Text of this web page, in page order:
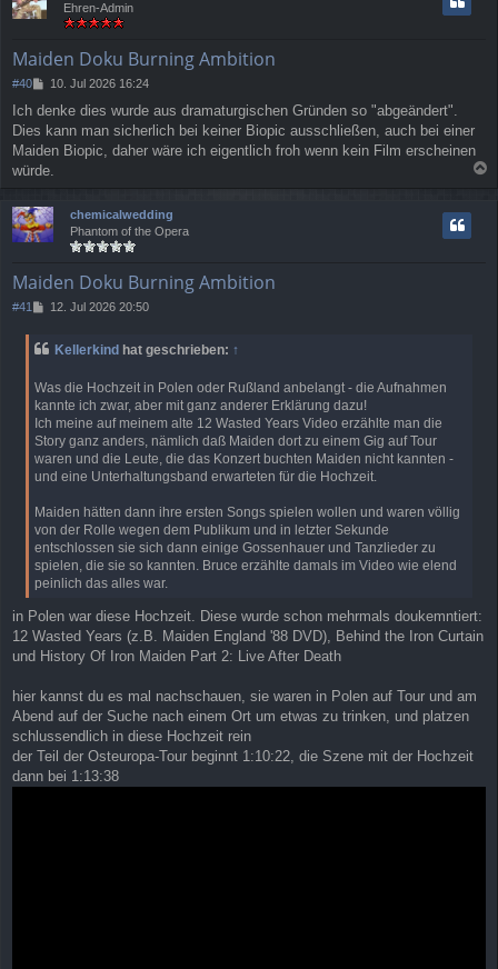
Ehren-Admin
Maiden Doku Burning Ambition
#40
B
i
t
r
a
10. Jul 2026 16:24
Ich denke dies wurde aus dramaturgischen Gründen so "abgeändert".
Dies kann man sicherlich bei keiner Biopic ausschließen, auch bei einer
Maiden Biopic, daher wäre ich eigentlich froh wenn kein Film erscheinen
würde.
chemicalwedding
Phantom of the Opera
Maiden Doku Burning Ambition
#41
B
t
a
g
12. Jul 2026 20:50
Kellerkind hat geschrieben: ↑
Was die Hochzeit in Polen oder Rußland anbelangt - die Aufnahmen
kannte ich zwar, aber mit ganz anderer Erklärung dazu!
Ich meine auf meinem alte 12 Wasted Years Video erzählte man die
Story ganz anders, nämlich daß Maiden dort zu einem Gig auf Tour
waren und die Leute, die das Konzert buchten Maiden nicht kannten -
und eine Unterhaltungsband erwarteten für die Hochzeit.
Maiden hätten dann ihre ersten Songs spielen wollen und waren völlig
von der Rolle wegen dem Publikum und in letzter Sekunde
entschlossen sie sich dann einige Gossenhauer und Tanzlieder zu
spielen, die sie so kannten. Bruce erzählte damals im Video wie elend
peinlich das alles war.
in Polen war diese Hochzeit. Diese wurde schon mehrmals doukemntiert:
12 Wasted Years (z.B. Maiden England '88 DVD), Behind the Iron Curtain
und History Of Iron Maiden Part 2: Live After Death
hier kannst du es mal nachschauen, sie waren in Polen auf Tour und am
Abend auf der Suche nach einem Ort um etwas zu trinken, und platzen
schlussendlich in diese Hochzeit rein
der Teil der Osteuropa-Tour beginnt 1:10:22, die Szene mit der Hochzeit
dann bei 1:13:38